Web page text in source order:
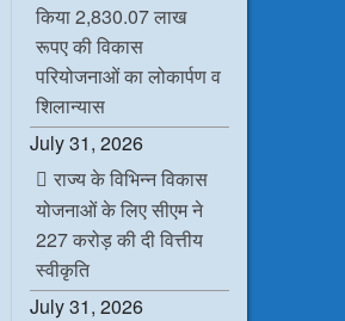
किया 2,830.07 लाख
रूपए की विकास
परियोजनाओं का लोकार्पण व
शिलान्यास
July 31, 2026
राज्य के विभिन्न विकास
योजनाओं के लिए सीएम ने
227 करोड़ की दी वित्तीय
स्वीकृति
July 31, 2026